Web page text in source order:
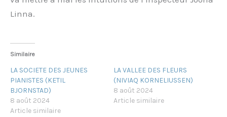
Linna.
Similaire
LA SOCIETE DES JEUNES
PIANISTES (KETIL
BJORNSTAD)
8 août 2024
Article similaire
LA VALLEE DES FLEURS
(NIVIAQ KORNELIUSSEN)
8 août 2024
Article similaire